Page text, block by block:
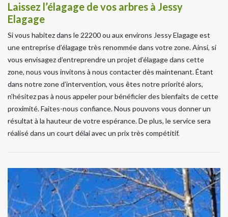
Laissez l’élagage de vos arbres à Jessy
Elagage
Si vous habitez dans le 22200 ou aux environs Jessy Elagage est
une entreprise d’élagage très renommée dans votre zone. Ainsi, si
vous envisagez d’entreprendre un projet d’élagage dans cette
zone, nous vous invitons à nous contacter dès maintenant. Étant
dans notre zone d’intervention, vous êtes notre priorité alors,
n’hésitez pas à nous appeler pour bénéficier des bienfaits de cette
proximité. Faites-nous confiance. Nous pouvons vous donner un
résultat à la hauteur de votre espérance. De plus, le service sera
réalisé dans un court délai avec un prix très compétitif.